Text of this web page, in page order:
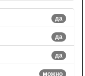
да
да
да
можно